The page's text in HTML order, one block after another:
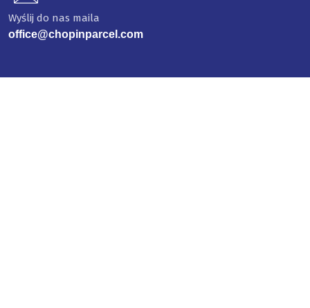
Wyślij do nas maila
office@chopinparcel.com